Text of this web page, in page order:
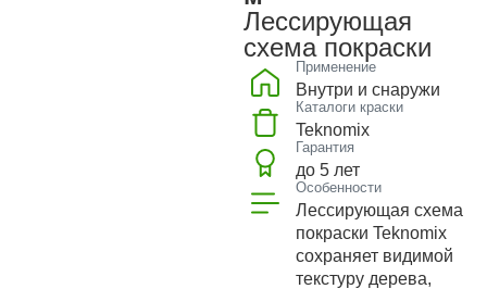
Лессирующая
схема покраски
Применение
Внутри и снаружи
Каталоги краски
Teknomix
Гарантия
до 5 лет
Особенности
Лессирующая схема
покраски Teknomix
сохраняет видимой
текстуру дерева,